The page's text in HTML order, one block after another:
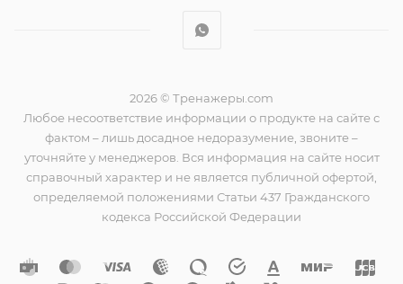
2026 © Тренажеры.com
Любое несоответствие информации о продукте на сайте с
фактом – лишь досадное недоразумение, звоните –
уточняйте у менеджеров. Вся информация на сайте носит
справочный характер и не является публичной офертой,
определяемой положениями Статьи 437 Гражданского
кодекса Российской Федерации